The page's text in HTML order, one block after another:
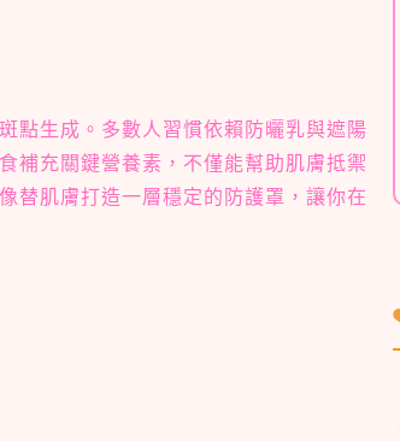
點生成。多數人習慣依賴防曬乳與遮陽
補充關鍵營養素，不僅能幫助肌膚抵禦
替肌膚打造一層穩定的防護罩，讓你在